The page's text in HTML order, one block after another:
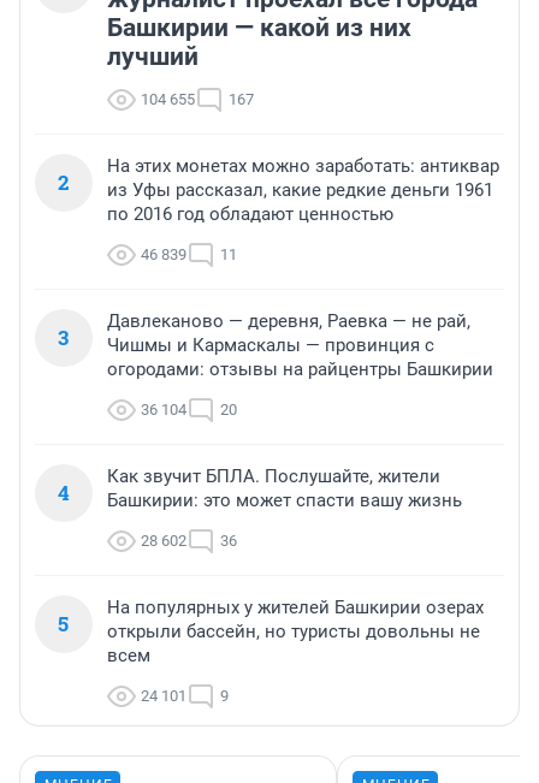
Башкирии — какой из них
лучший
104 655 167
2
На этих монетах можно заработать: антиквар
из Уфы рассказал, какие редкие деньги 1961
по 2016 год обладают ценностью
46 839 11
3
Давлеканово — деревня, Раевка — не рай,
Чишмы и Кармаскалы — провинция с
огородами: отзывы на райцентры Башкирии
36 104 20
4
Как звучит БПЛА. Послушайте, жители
Башкирии: это может спасти вашу жизнь
28 602 36
5
На популярных у жителей Башкирии озерах
открыли бассейн, но туристы довольны не
всем
24 101 9